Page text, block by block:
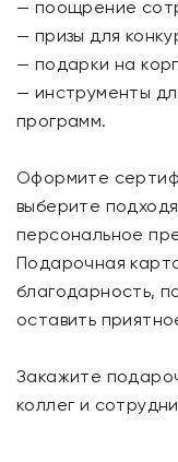
— поощрение
— призы для
— подарки на
— инструменты
программ.
Оформите
выберите
персональное
Подарочная
благодарность,
оставить
Закажите
коллег и